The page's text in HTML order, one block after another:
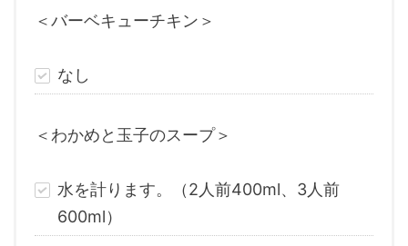
＜バーベキューチキン＞
なし
＜わかめと玉子のスープ＞
水を計ります。（2人前400ml、3人前
600ml）